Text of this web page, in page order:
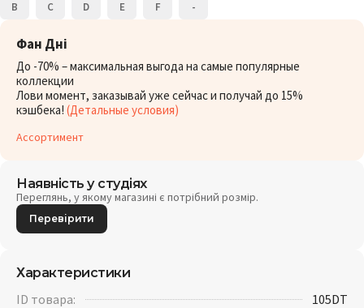
B C D E F -
Фан Дні
До -70% – максимальная выгода на самые популярные
коллекции
Лови момент, заказывай уже сейчас и получай до 15%
кэшбека! (Детальные условия)
Ассортимент
Наявність у студіях
Переглянь, у якому магазині є потрібний розмір.
Перевірити
Характеристики
ID товара:
105DT